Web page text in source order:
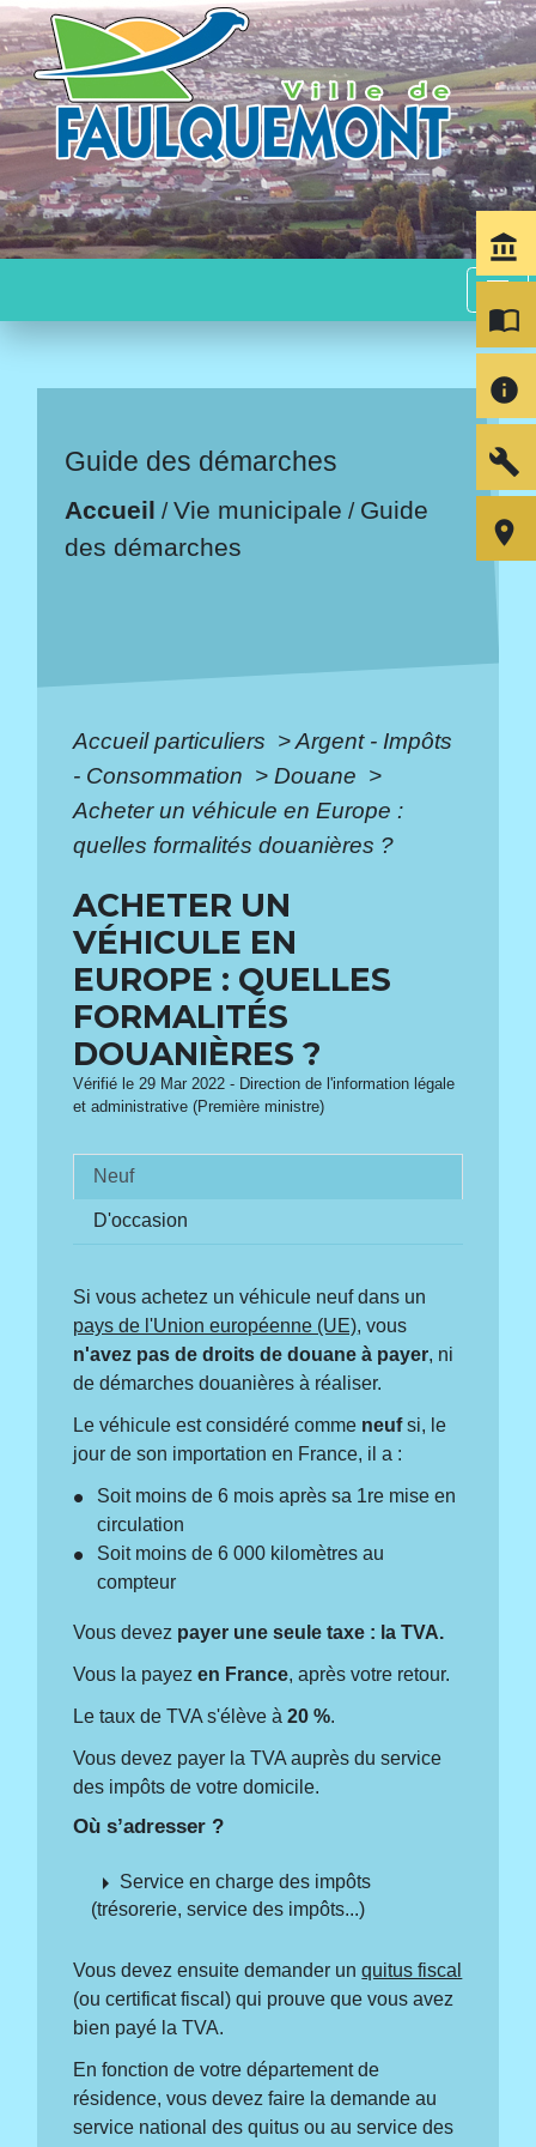
menu
Guide des démarches
Accueil /Vie municipale / Guide
des démarches
Accueil particuliers >Argent - Impôts
- Consommation > Douane >
Acheter un véhicule en Europe :
quelles formalités douanières ?
ACHETER UN
VÉHICULE EN
EUROPE : QUELLES
FORMALITÉS
DOUANIÈRES ?
Vérifié le 29 Mar 2022 - Direction de l'information légale
et administrative (Première ministre)
Neuf
D'occasion
Si vous achetez un véhicule neuf dans un
pays de l'Union européenne (UE), vous
n'avez pas de droits de douane à payer, ni
de démarches douanières à réaliser.
Le véhicule est considéré comme neufsi, le
jour de son importation en France, il a :
Soit moins de 6 mois après sa 1re mise en
circulation
Soit moins de 6 000 kilomètres au
compteur
Vous devez payer une seule taxe : la TVA.
Vous la payezen France, après votre retour.
Le taux de TVA s'élève à20 %.
Vous devez payer la TVA auprès du service
des impôts de votre domicile.
Où s’adresser ?
arrow_right Service en charge des impôts
(trésorerie, service des impôts...)
Vous devez ensuite demander unquitus fiscal
(ou certificat fiscal) qui prouve que vous avez
bien payé la TVA.
En fonction de votre département de
résidence, vous devez faire la demande au
service national des quitus ou au service des
account_balance
import_contacts
info
build
room